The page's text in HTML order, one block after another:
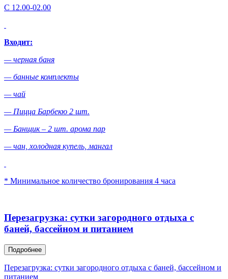
С 12.00-02.00
Входит:
— черная баня
— банные комплекты
— чай
— Пицца Барбекю 2 шт.
— Банщик – 2 шт. арома пар
— чан, холодная купель, мангал
* Минимальное количество бронирования 4 часа
Перезагрузка: сутки загородного отдыха с
баней, бассейном и питанием
Подробнее
Перезагрузка: сутки загородного отдыха с баней, бассейном и
питанием